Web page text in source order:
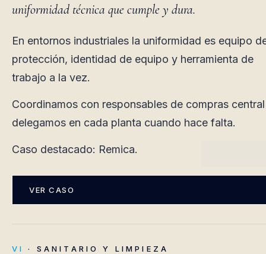
uniformidad técnica que cumple y dura.
En entornos industriales la uniformidad es equipo
protección, identidad de equipo y herramienta de
trabajo a la vez.
Coordinamos con responsables de compras
delegamos en cada planta cuando hace falta.
Caso destacado: Remica.
VER CASO
VI · SANITARIO Y LIMPIEZA